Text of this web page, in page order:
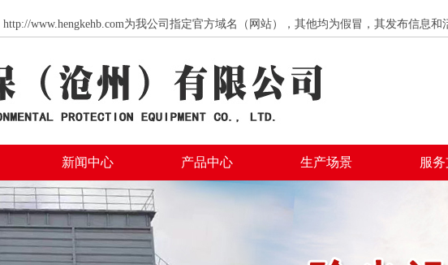
www.hengkehb.com为我公司指定官方域名（网站），其他均为假冒，其发布信息
新闻中心 产品中心 生产场景 服